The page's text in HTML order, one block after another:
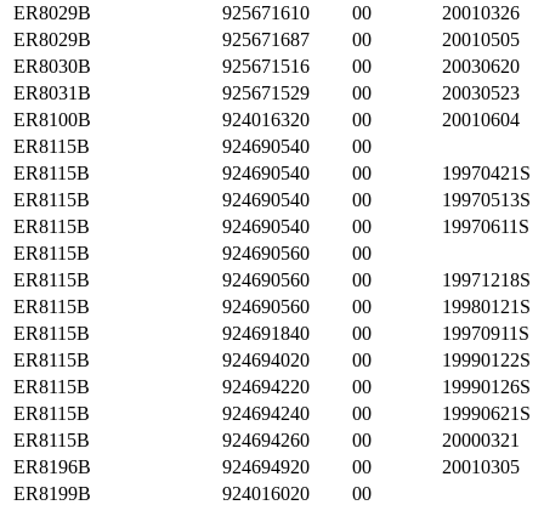
ER8029B
925671610 00
20010326
ER8029B
925671687 00
20010505
ER8030B
925671516 00
20030620
ER8031B
925671529 00
20030523
ER8100B
924016320 00
20010604
ER8115B
924690540
00
ER8115B
924690540 00
19970421S
ER8115B
924690540 00
19970513S
ER8115B
924690540 00
19970611S
ER8115B
924690560
00
ER8115B
924690560 00
19971218S
ER8115B
924690560 00
19980121S
ER8115B
924691840 00
19970911S
ER8115B
924694020 00
19990122S
ER8115B
924694220 00
19990126S
ER8115B
924694240 00
19990621S
ER8115B
924694260 00
20000321
ER8196B
924694920 00
20010305
ER8199B
924016020
00